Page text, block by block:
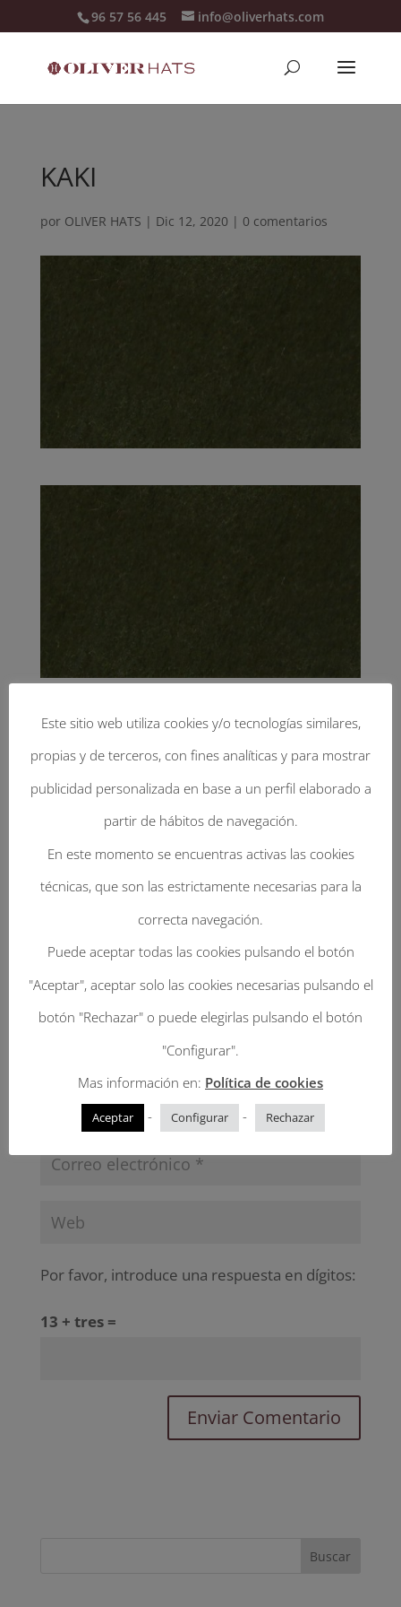
96 57 56 445 info@oliverhats.com
KAKI
por OLIVER HATS | Dic 12, 2020 | 0 comentarios
Tu dirección de correo electrónico no será
publicada.
Los campos obligatorios están
marcados con
*
Por favor, introduce una respuesta en dígitos:
13 + tres =
Este sitio web utiliza cookies y/o tecnologías similares,
propias y de terceros, con fines analíticas y para mostrar
publicidad personalizada en base a un perfil elaborado a
partir de hábitos de navegación.
En este momento se encuentras activas las cookies
técnicas, que son las estrictamente necesarias para la
correcta navegación.
Puede aceptar todas las cookies pulsando el botón
"Aceptar", aceptar solo las cookies necesarias pulsando el
botón "Rechazar" o puede elegirlas pulsando el botón
"Configurar".
Mas información en: Política de cookies
Aceptar - Configurar - Rechazar